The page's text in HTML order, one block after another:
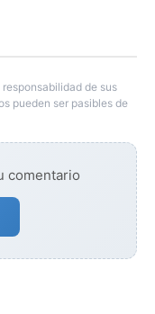
de sus
pueden ser pasibles de
comentario